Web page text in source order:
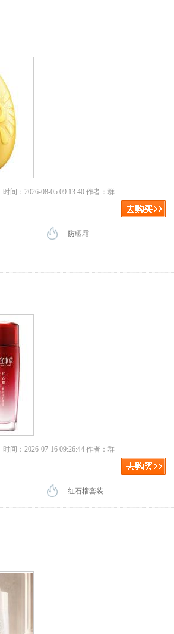
时间：2026-08-05 09:13:40 作者：群
防晒霜
时间：2026-07-16 09:26:44 作者：群
红石榴套装